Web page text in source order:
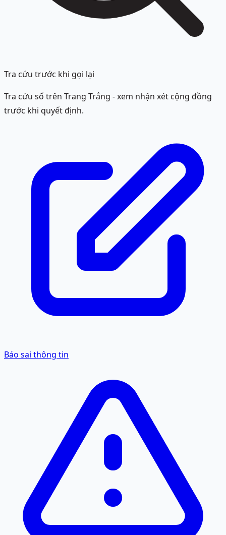
Tra cứu trước khi gọi lại
Tra cứu số trên Trang Trắng - xem nhận xét cộng đồng
trước khi quyết định.
Báo sai thông tin